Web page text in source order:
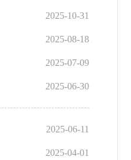
2025-10-31
2025-08-18
2025-07-09
2025-06-30
2025-06-11
2025-04-01